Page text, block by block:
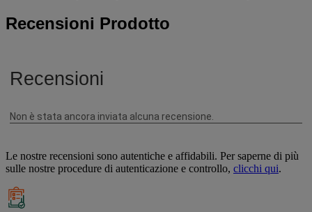
Recensioni Prodotto
Le nostre recensioni sono autentiche e affidabili. Per saperne di più
sulle nostre procedure di autenticazione e controllo, clicchi qui.